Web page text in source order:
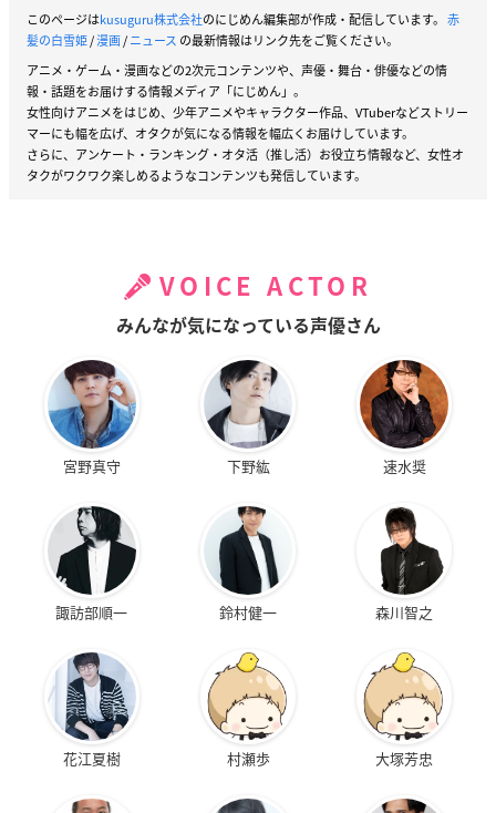
このページはkusuguru株式会社のにじめん編集部が作成・配信しています。 赤
髪の白雪姫/漫画/ニュース の最新情報はリンク先をご覧ください。
アニメ・ゲーム・漫画などの2次元コンテンツや、声優・舞台・俳優などの情
報・話題をお届けする情報メディア「にじめん」。
女性向けアニメをはじめ、少年アニメやキャラクター作品、VTuberなどストリー
マーにも幅を広げ、オタクが気になる情報を幅広くお届けしています。
さらに、アンケート・ランキング・オタ活（推し活）お役立ち情報など、女性オ
タクがワクワク楽しめるようなコンテンツも発信しています。
VOICE ACTOR
みんなが気になっている声優さん
宮野真守 下野紘 速水奨
諏訪部順一 鈴村健一 森川智之
花江夏樹 村瀬歩 大塚芳忠